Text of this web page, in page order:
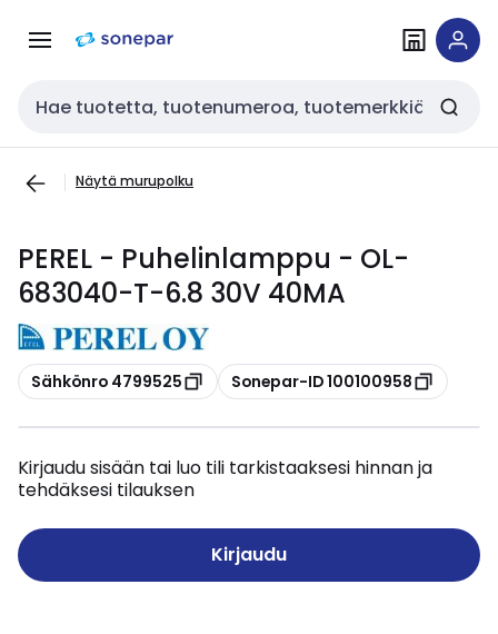
navigointiinsisältöön
Haku
Näytä murupolku
PEREL - Puhelinlamppu - OL-
683040-T-6.8 30V 40MA
Kopioi
Sähkönro 4799525 Kopioi
Sonepar-ID 100100958
Kirjaudu sisään tai luo tili tarkistaaksesi hinnan ja
tehdäksesi tilauksen
Kirjaudu